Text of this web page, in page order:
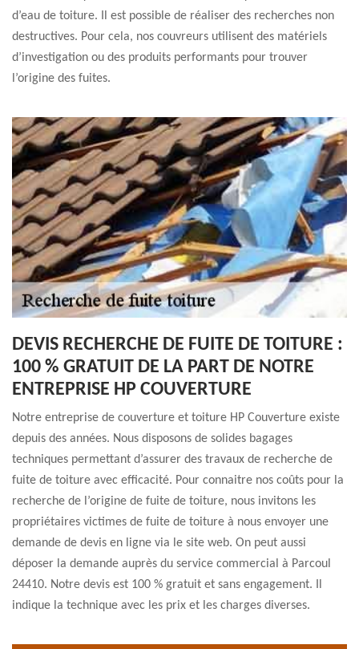
d’eau de toiture. Il est possible de réaliser des recherches non
destructives. Pour cela, nos couvreurs utilisent des matériels
d’investigation ou des produits performants pour trouver
l’origine des fuites.
DEVIS RECHERCHE DE FUITE DE TOITURE :
100 % GRATUIT DE LA PART DE NOTRE
ENTREPRISE HP COUVERTURE
Notre entreprise de couverture et toiture HP Couverture existe
depuis des années. Nous disposons de solides bagages
techniques permettant d’assurer des travaux de recherche de
fuite de toiture avec efficacité. Pour connaitre nos coûts pour la
recherche de l’origine de fuite de toiture, nous invitons les
propriétaires victimes de fuite de toiture à nous envoyer une
demande de devis en ligne via le site web. On peut aussi
déposer la demande auprès du service commercial à Parcoul
24410. Notre devis est 100 % gratuit et sans engagement. Il
indique la technique avec les prix et les charges diverses.